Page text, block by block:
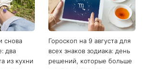
снова
два
из кухни
Гороскоп на 9 августа для
всех знаков зодиака: день
решений, которые больше